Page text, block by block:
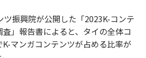
ツ振興院が公開した「2023K-コンテ
」報告書によると、タイの全体コ
マンガコンテンツが占める比率が